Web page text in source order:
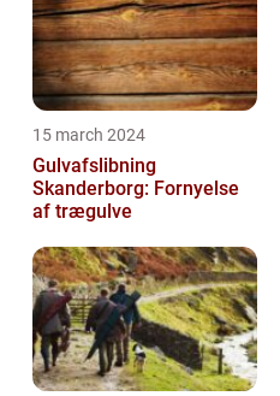
15 march 2024
Gulvafslibning
Skanderborg: Fornyelse
af trægulve